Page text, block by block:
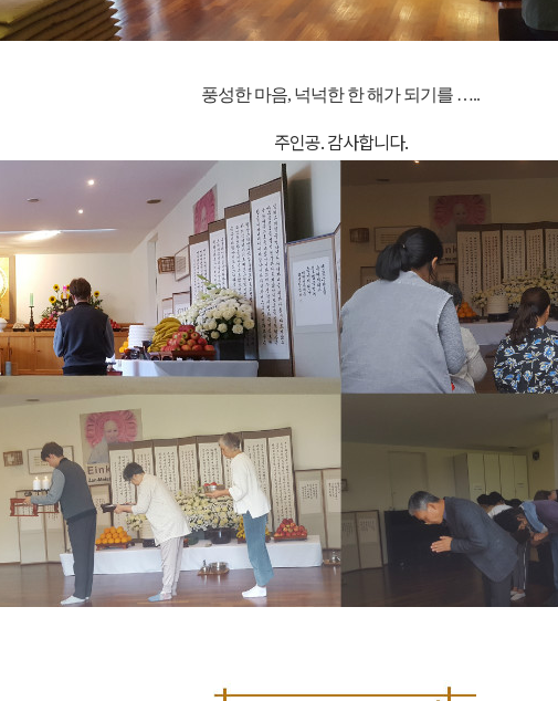
풍성한 마음, 넉넉한 한 해가 되기를 …..
주인공.감사합니다.